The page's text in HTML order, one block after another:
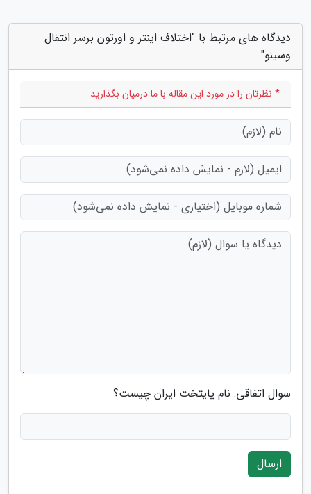
دیدگاه های مرتبط با "اختلاف اینتر و اورتون برسر انتقال
وسینو"
* نظرتان را در مورد این مقاله با ما درمیان بگذارید
سوال اتفاقی: نام پایتخت ایران چیست؟
ارسال